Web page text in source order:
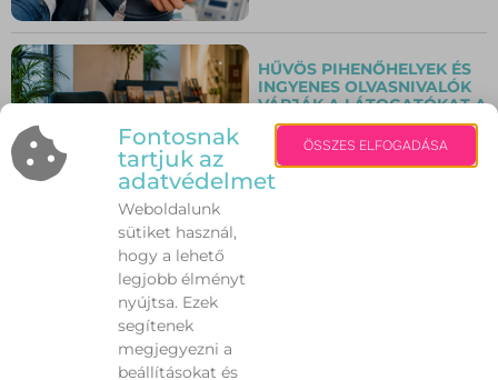
HŰVÖS PIHENŐHELYEK ÉS
INGYENES OLVASNIVALÓK
VÁRJÁK A LÁTOGATÓKAT A
SZENT ISTVÁN KIRÁLY
MÚZEUMBAN
Fontosnak
tartjuk az
adatvédelmet
Weboldalunk
sütiket használ,
hogy a lehető
legjobb élményt
nyújtsa. Ezek
segítenek
megjegyezni a
beállításokat és
ÖSSZES ELFOGADÁSA